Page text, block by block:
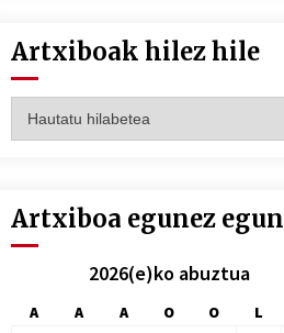
Artxiboak hilez hile
hilez
Artxiboa egunez egun
2026(e)ko abuztua
A A A O O L